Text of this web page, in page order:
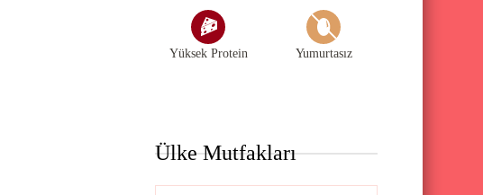
Yüksek Protein Yumurtasız
Ülke Mutfakları